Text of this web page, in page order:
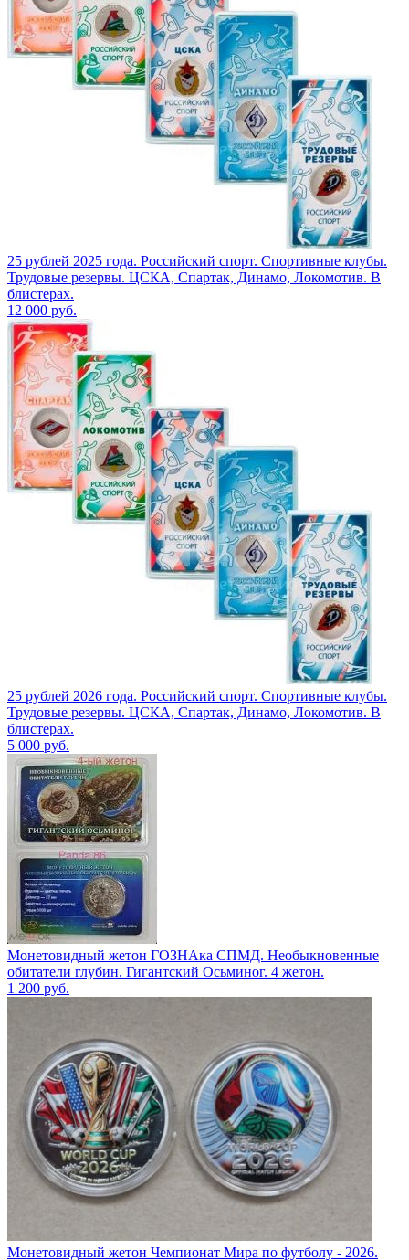
25 рублей 2025 года. Российский спорт. Спортивные клубы.
Трудовые резервы. ЦСКА, Спартак, Динамо, Локомотив. В
блистерах.
12 000 руб.
25 рублей 2026 года. Российский спорт. Спортивные клубы.
Трудовые резервы. ЦСКА, Спартак, Динамо, Локомотив. В
блистерах.
5 000 руб.
Монетовидный жетон ГОЗНАка СПМД. Необыкновенные
обитатели глубин. Гигантский Осьминог. 4 жетон.
1 200 руб.
Монетовидный жетон Чемпионат Мира по футболу - 2026.